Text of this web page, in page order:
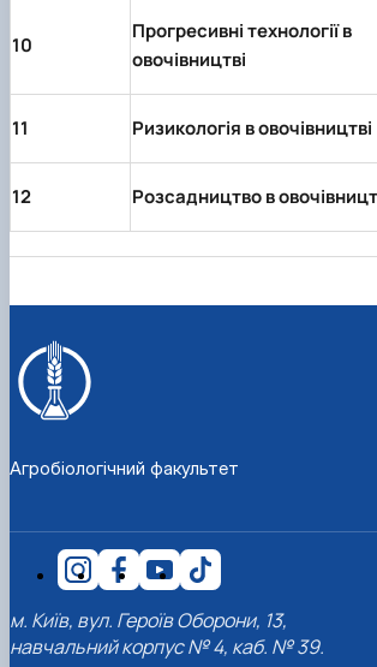
10
Прогресивні технології в
овочівництві
11 Ризикологія в овочівництві
12 Розсадництво в
Агробіологічний факультет
м. Київ, вул. Героїв Оборони, 13,
навчальний корпус № 4, каб. № 39.